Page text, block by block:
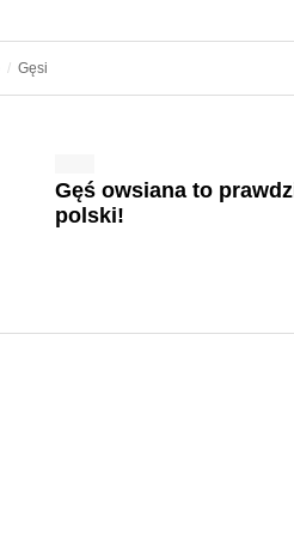
Gęsi
Gęś owsiana to
polski!